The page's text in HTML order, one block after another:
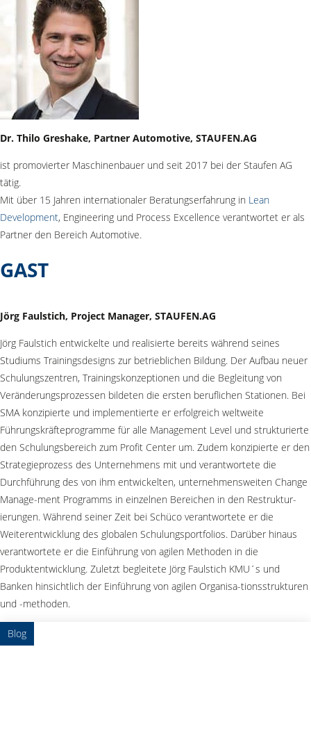
Dr. Thilo Greshake, Partner Automotive, STAUFEN.AG
ist promovierter Maschinenbauer und seit 2017 bei der Staufen AG
tätig.
Mit über 15 Jahren internationaler Beratungserfahrung in Lean
Development, Engineering und Process Excellence verantwortet er als
Partner den Bereich Automotive.
GAST
Jörg Faulstich, Project Manager, STAUFEN.AG
Jörg Faulstich entwickelte und realisierte bereits während seines
Studiums Trainingsdesigns zur betrieblichen Bildung. Der Aufbau neuer
Schulungszentren, Trainingskonzeptionen und die Begleitung von
Veränderungsprozessen bildeten die ersten beruflichen Stationen. Bei
SMA konzipierte und implementierte er erfolgreich weltweite
Führungskräfteprogramme für alle Management Level und strukturierte
den Schulungsbereich zum Profit Center um. Zudem konzipierte er den
Strategieprozess des Unternehmens mit und verantwortete die
Durchführung des von ihm entwickelten, unternehmensweiten Change
Manage-ment Programms in einzelnen Bereichen in den Restruktur-
ierungen. Während seiner Zeit bei Schüco verantwortete er die
Weiterentwicklung des globalen Schulungsportfolios. Darüber hinaus
verantwortete er die Einführung von agilen Methoden in die
Produktentwicklung. Zuletzt begleitete Jörg Faulstich KMU´s und
Banken hinsichtlich der Einführung von agilen Organisa-tionsstrukturen
und -methoden.
Blog